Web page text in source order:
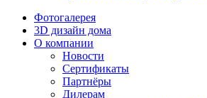
Фотогалерея
3D дизайн дома
О компании
Новости
Сертификаты
Партнёры
Дилерам